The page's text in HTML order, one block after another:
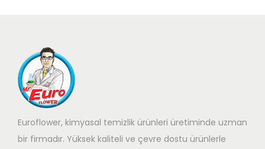
Euroflower, kimyasal temizlik ürünleri üretiminde uzman
bir firmadır. Yüksek kaliteli ve çevre dostu ürünlerle